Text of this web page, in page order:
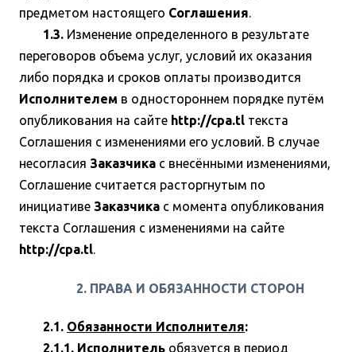
предметом настоящего Соглашения.
1.3. Изменение определенного в результате
переговоров объема услуг, условий их оказания
либо порядка и сроков оплаты производится
Исполнителем в одностороннем порядке путём
опубликования на сайте http://cpa.tl текста
Соглашения с изменениями его условий. В случае
несогласия Заказчика с внесёнными изменениями,
Соглашение считается расторгнутым по
инициативе Заказчика с момента опубликования
текста Соглашения с изменениями на сайте
http://cpa.tl.
2. ПРАВА И ОБЯЗАННОСТИ СТОРОН
2.1. Обязанности Исполнителя:
2.1.1. Исполнитель обязуется в период